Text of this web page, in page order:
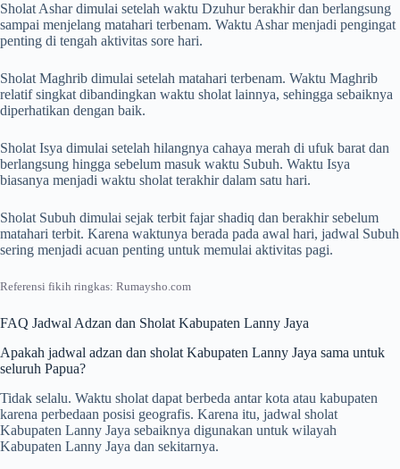
Sholat Ashar dimulai setelah waktu Dzuhur berakhir dan berlangsung
sampai menjelang matahari terbenam. Waktu Ashar menjadi pengingat
penting di tengah aktivitas sore hari.
Sholat Maghrib dimulai setelah matahari terbenam. Waktu Maghrib
relatif singkat dibandingkan waktu sholat lainnya, sehingga sebaiknya
diperhatikan dengan baik.
Sholat Isya dimulai setelah hilangnya cahaya merah di ufuk barat dan
berlangsung hingga sebelum masuk waktu Subuh. Waktu Isya
biasanya menjadi waktu sholat terakhir dalam satu hari.
Sholat Subuh dimulai sejak terbit fajar shadiq dan berakhir sebelum
matahari terbit. Karena waktunya berada pada awal hari, jadwal Subuh
sering menjadi acuan penting untuk memulai aktivitas pagi.
Referensi fikih ringkas: Rumaysho.com
FAQ Jadwal Adzan dan Sholat Kabupaten Lanny Jaya
Apakah jadwal adzan dan sholat Kabupaten Lanny Jaya sama untuk
seluruh Papua?
Tidak selalu. Waktu sholat dapat berbeda antar kota atau kabupaten
karena perbedaan posisi geografis. Karena itu, jadwal sholat
Kabupaten Lanny Jaya sebaiknya digunakan untuk wilayah
Kabupaten Lanny Jaya dan sekitarnya.